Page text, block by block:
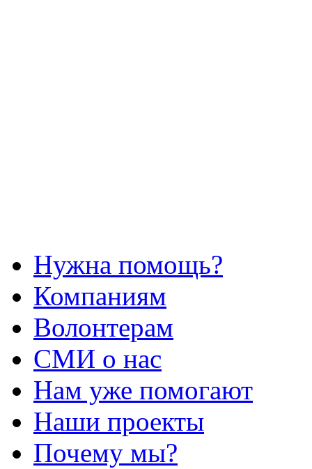
Нужна помощь?
Компаниям
Волонтерам
СМИ о нас
Нам уже помогают
Наши проекты
Почему мы?